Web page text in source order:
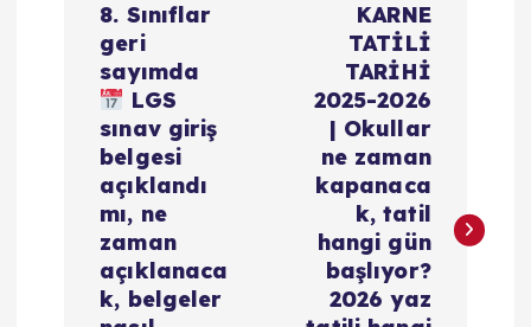
8. Sınıflar
geri
sayımda
LGS
sınav giriş
belgesi
açıklandı
mı, ne
zaman
açıklanaca
k, belgeler
KARNE
TATİLİ
TARİHİ
2025-2026
| Okullar
ne zaman
kapanaca
k, tatil
hangi gün
başlıyor?
2026 yaz